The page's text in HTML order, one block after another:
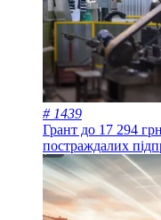
# 1439
Грант до 17 294
постраждалих